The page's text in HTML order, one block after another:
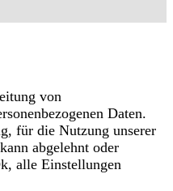
von
Daten.
für die Nutzung unserer
abgelehnt oder
alle Einstellungen